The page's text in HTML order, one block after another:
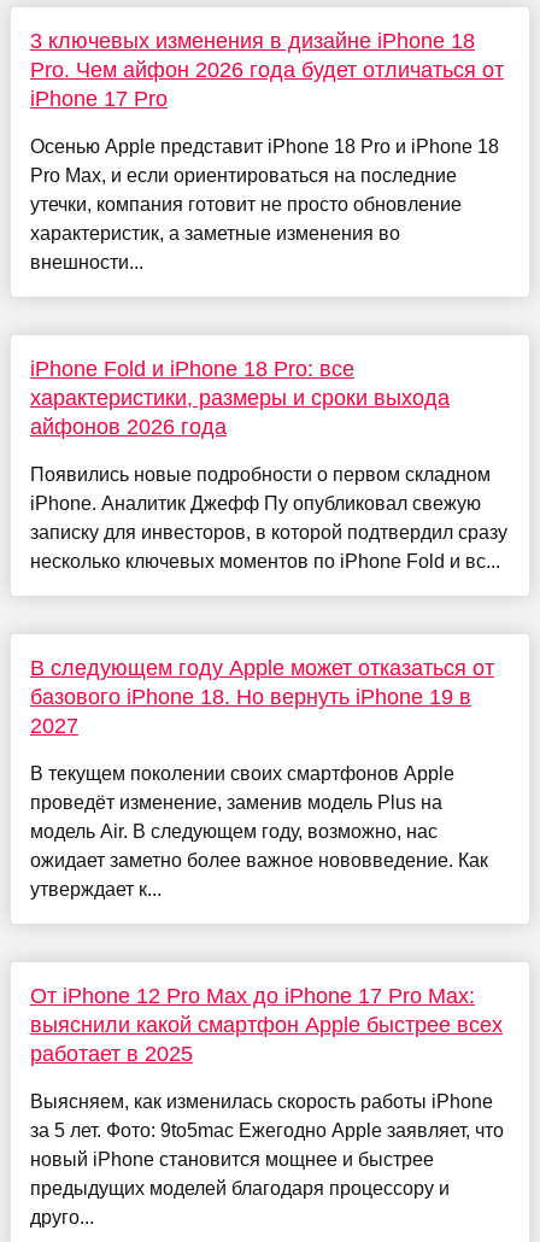
3 ключевых изменения в дизайне iPhone 18
Pro. Чем айфон 2026 года будет отличаться от
iPhone 17 Pro
Осенью Apple представит iPhone 18 Pro и iPhone 18
Pro Max, и если ориентироваться на последние
утечки, компания готовит не просто обновление
характеристик, а заметные изменения во
внешности...
iPhone Fold и iPhone 18 Pro: все
характеристики, размеры и сроки выхода
айфонов 2026 года
Появились новые подробности о первом складном
iPhone. Аналитик Джефф Пу опубликовал свежую
записку для инвесторов, в которой подтвердил сразу
несколько ключевых моментов по iPhone Fold и вс...
В следующем году Apple может отказаться от
базового iPhone 18. Но вернуть iPhone 19 в
2027
В текущем поколении своих смартфонов Apple
проведёт изменение, заменив модель Plus на
модель Air. В следующем году, возможно, нас
ожидает заметно более важное нововведение. Как
утверждает к...
От iPhone 12 Pro Max до iPhone 17 Pro Max:
выяснили какой смартфон Apple быстрее всех
работает в 2025
Выясняем, как изменилась скорость работы iPhone
за 5 лет. Фото: 9to5mac Ежегодно Apple заявляет, что
новый iPhone становится мощнее и быстрее
предыдущих моделей благодаря процессору и
друго...